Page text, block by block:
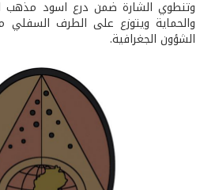
وتنطوي الشارة ضمن درع اسود مذهب
والحماية ويتوزع على الطرف السفلي
الشؤون الجغرافية.